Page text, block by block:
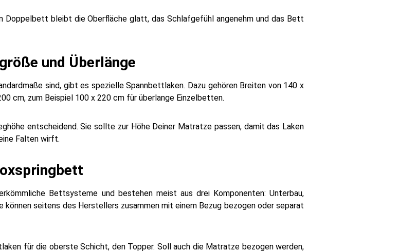
Doppelbett bleibt die Oberfläche glatt, das Schlafgefühl angenehm und das Bett
und Überlänge
sind, gibt es spezielle Spannbettlaken. Dazu gehören Breiten von 140 x
cm, zum Beispiel 100 x 220 cm für überlange Einzelbetten.
entscheidend. Sie sollte zur Höhe Deiner Matratze passen, damit das Laken
Falten wirft.
Bettsysteme und bestehen meist aus drei Komponenten: Unterbau,
können seitens des Herstellers zusammen mit einem Bezug bezogen oder separat
für die oberste Schicht, den Topper. Soll auch die Matratze bezogen werden,